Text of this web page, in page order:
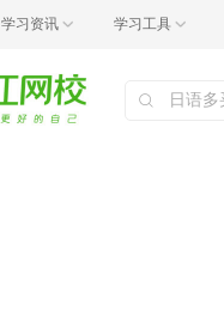
学习资讯 学习工具